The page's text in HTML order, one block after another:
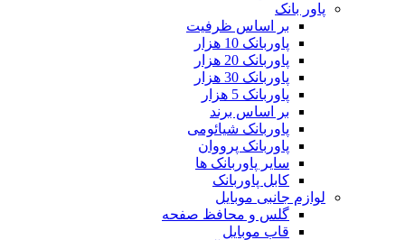
پاور بانک
بر اساس ظرفیت
پاوربانک 10 هزار
پاوربانک 20 هزار
پاوربانک 30 هزار
پاوربانک 5 هزار
بر اساس برند
پاوربانک شیائومی
پاوربانک پرووان
سایر پاوربانک ها
کابل پاوربانک
لوازم جانبی موبایل
گلس و محافظ صفحه
قاب موبایل